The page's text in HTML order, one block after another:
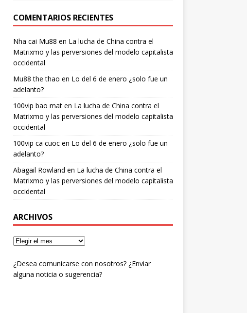
COMENTARIOS RECIENTES
Nha cai Mu88 en La lucha de China contra el
Matrixmo y las perversiones del modelo capitalista
occidental
Mu88 the thao en Lo del 6 de enero ¿solo fue un
adelanto?
100vip bao maten La lucha de China contra el
Matrixmo y las perversiones del modelo capitalista
occidental
100vip ca cuocen Lo del 6 de enero ¿solo fue un
adelanto?
Abagail Rowland en La lucha de China contra el
Matrixmo y las perversiones del modelo capitalista
occidental
ARCHIVOS
¿Desea comunicarse con nosotros? ¿Enviar
alguna noticia o sugerencia?